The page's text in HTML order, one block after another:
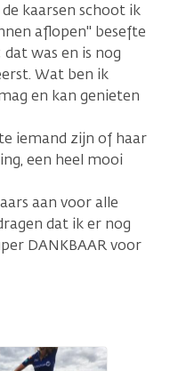
kaarsen schoot ik
aflopen" besefte
was en is nog
Wat ben ik
en kan genieten
iemand zijn of haar
een heel mooi
aan voor alle
dat ik er nog
DANKBAAR voor